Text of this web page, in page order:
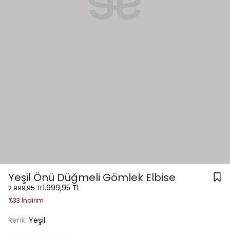
Yeşil Önü Düğmeli Gömlek Elbise
2.999,95 TL1.999,95 TL
%33 İndirim
Renk: Yeşil